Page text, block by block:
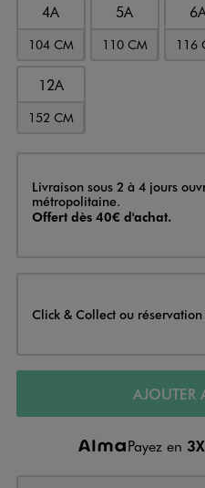
4A
104 CM
5A
110 CM 116
12A
152 CM
Livraison
Livraison sous 2 à 4 jours
métropolitaine.
Offert dès 40€ d'achat.
Click & Collect ou
AJOUTER
Payez en